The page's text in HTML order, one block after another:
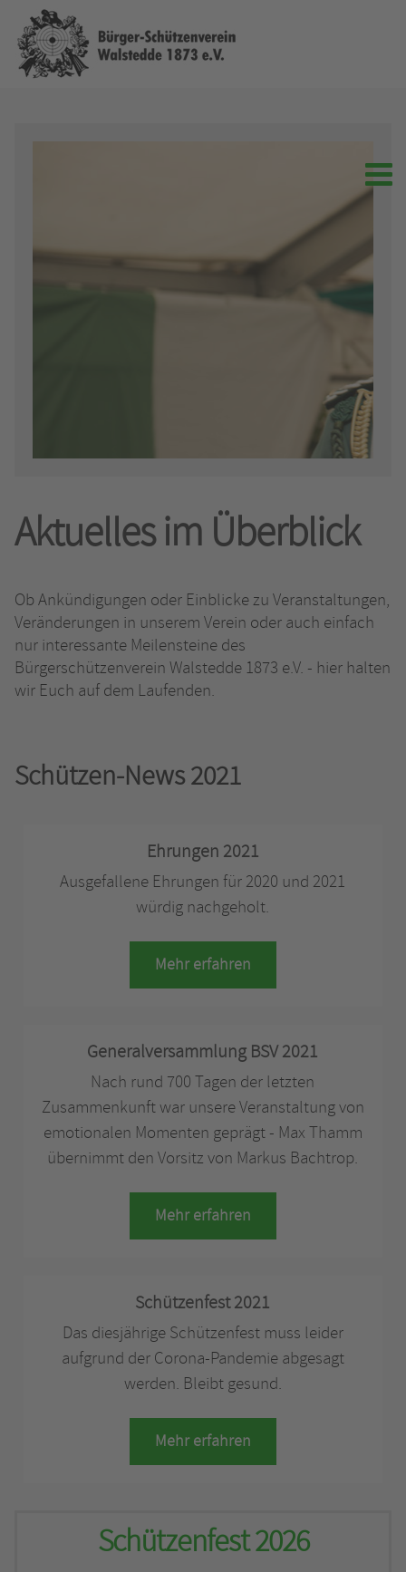
Aktuelles im Überblick
Ob Ankündigungen oder Einblicke zu Veranstaltungen,
Veränderungen in unserem Verein oder auch einfach
nur interessante Meilensteine des
Bürgerschützenverein Walstedde 1873 e.V. - hier halten
wir Euch auf dem Laufenden.
Schützen-News 2021
Ehrungen 2021
Ausgefallene Ehrungen für 2020 und 2021
würdig nachgeholt.
Mehr erfahren
Generalversammlung BSV 2021
Nach rund 700 Tagen der letzten
Zusammenkunft war unsere Veranstaltung von
emotionalen Momenten geprägt - Max Thamm
übernimmt den Vorsitz von Markus Bachtrop.
Mehr erfahren
Schützenfest 2021
Das diesjährige Schützenfest muss leider
aufgrund der Corona-Pandemie abgesagt
werden. Bleibt gesund.
Mehr erfahren
Schützenfest 2026